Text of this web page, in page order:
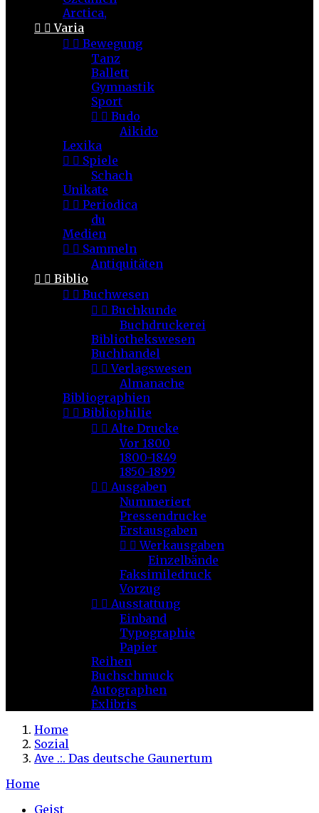
Arctica,
  Varia
  Bewegung
Tanz
Ballett
Gymnastik
Sport
  Budo
Aikido
Lexika
  Spiele
Schach
Unikate
  Periodica
du
Medien
  Sammeln
Antiquitäten
  Biblio
  Buchwesen
  Buchkunde
Buchdruckerei
Bibliothekswesen
Buchhandel
  Verlagswesen
Almanache
Bibliographien
  Bibliophilie
  Alte Drucke
Vor 1800
1800-1849
1850-1899
  Ausgaben
Nummeriert
Pressendrucke
Erstausgaben
  Werkausgaben
Einzelbände
Faksimiledruck
Vorzug
  Ausstattung
Einband
Typographie
Papier
Reihen
Buchschmuck
Autographen
Exlibris
Home
Sozial
Ave .:. Das deutsche Gaunertum
Home
Geist